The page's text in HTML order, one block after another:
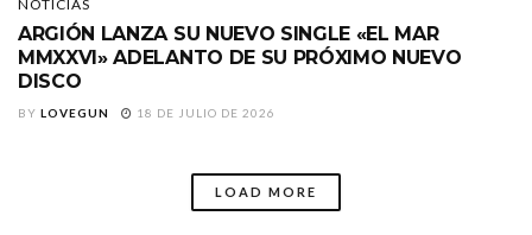
NOTICIAS
ARGIÓN LANZA SU NUEVO SINGLE «EL MAR
MMXXVI» ADELANTO DE SU PRÓXIMO NUEVO
DISCO
BY LOVEGUN 18 DE JULIO DE 2026
LOAD MORE